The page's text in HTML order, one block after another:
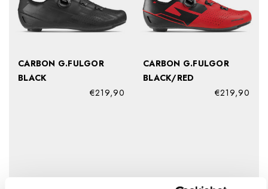
CARBON G.FULGOR
BLACK
€219,90
CARBON G.FULGOR
BLACK/RED
€219,90